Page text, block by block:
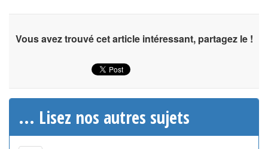
Vous avez trouvé cet article intéressant, partagez le !
... Lisez nos autres sujets